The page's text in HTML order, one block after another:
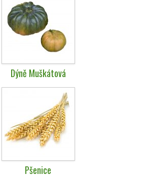
Dýně Muškátová
Pšenice